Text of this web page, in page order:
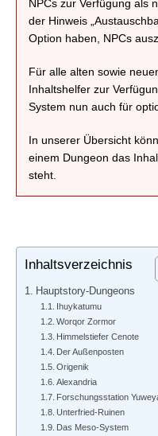
NPCs zur Verfügung als
der Hinweis
Option haben, NPCs
Für alle alten sowie
Inhaltshelfer zur
System nun auch für
In unserer Übersicht
einem Dungeon das
steht.
Inhaltsverzeichnis
Hauptstory-Dungeons
Ihuykatumu
Worqor Zormor
Himmelstiefer Cenote
Der Außenposten
Origenik
Alexandria
Forschungsstation
Unterfried-Ruinen
Das Meso-System